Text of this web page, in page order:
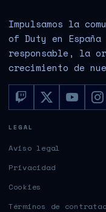
Impulsamos la
of Duty en
responsable, la
crecimiento de
LEGAL
Aviso legal
Privacidad
Cookies
Términos de